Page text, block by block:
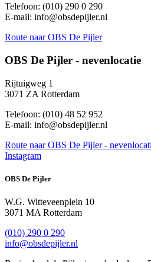
Telefoon: (010) 290 0 290
E-mail: info@obsdepijler.nl
Route naar OBS De Pijler
OBS De Pijler - nevenlocatie
Rijtuigweg 1
3071 ZA Rotterdam
Telefoon: (010) 48 52 952
E-mail: info@obsdepijler.nl
Route naar OBS De Pijler -
Instagram
OBS De Pijler
W.G. Witteveenplein 10
3071 MA Rotterdam
(010) 290 0 290
info@obsdepijler.nl